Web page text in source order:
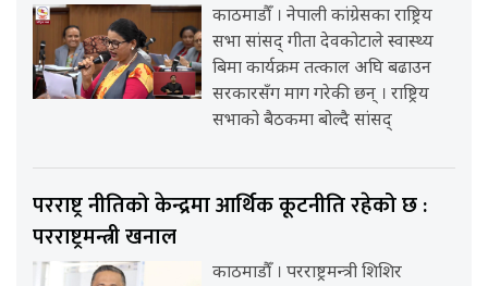
काठमाडौँ । नेपाली कांग्रेसका राष्ट्रिय
सभा सांसद् गीता देवकोटाले स्वास्थ्य
बिमा कार्यक्रम तत्काल अघि बढाउन
सरकारसँग माग गरेकी छन् । राष्ट्रिय
सभाको बैठकमा बोल्दै सांसद्
परराष्ट्र नीतिको केन्द्रमा आर्थिक कूटनीति रहेको छ :
परराष्ट्रमन्त्री खनाल
काठमाडौँ । परराष्ट्रमन्त्री शिशिर